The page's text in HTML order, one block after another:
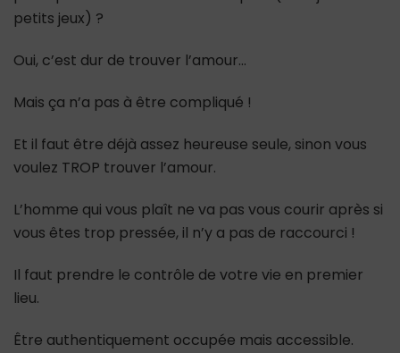
petits jeux) ?
Oui, c’est dur de trouver l’amour…
Mais ça n’a pas à être compliqué !
Et il faut être déjà assez heureuse seule, sinon vous
voulez TROP trouver l’amour.
L’homme qui vous plaît ne va pas vous courir après si
vous êtes trop pressée, il n’y a pas de raccourci !
Il faut prendre le contrôle de votre vie en premier
lieu.
Être authentiquement occupée mais accessible.